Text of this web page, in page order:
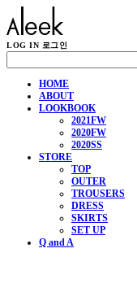
LOG IN 로그인
HOME
ABOUT
LOOKBOOK
2021FW
2020FW
2020SS
STORE
TOP
OUTER
TROUSERS
DRESS
SKIRTS
SET UP
Q and A